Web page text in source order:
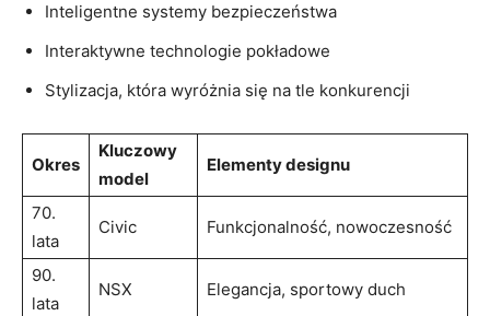
Inteligentne systemy bezpieczeństwa
Interaktywne technologie pokładowe
Stylizacja, która ⁣wyróżnia się na tle konkurencji
Okres
Kluczowy
model
Elementy designu
70.‍
lata
Civic Funkcjonalność, nowoczesność
90.
lata
NSX Elegancja, sportowy duch